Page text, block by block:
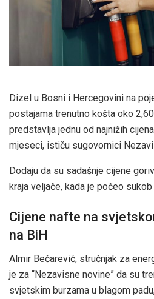
Dizel u Bosni i Hercegovini na
postajama trenutno košta oko
predstavlja jednu od najnižih
mjeseci, ističu sugovornici
Dodaju da su sadašnje cijene
kraja veljače, kada je počeo
Cijene nafte na
na BiH
Almir Bečarević, stručnjak za
je za “Nezavisne novine” da su
svjetskim burzama u blagom